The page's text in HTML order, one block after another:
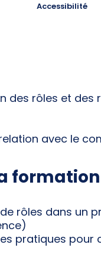
Accessibilité
des rôles et des
avec le
formation
rôles dans un
pratiques pour